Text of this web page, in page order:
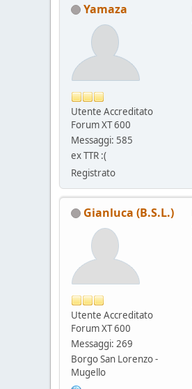
Yamaza
Utente Accreditato
Forum XT 600
Messaggi: 585
ex TTR :(
Registrato
Gianluca (B.S.L.)
Utente Accreditato
Forum XT 600
Messaggi: 269
Borgo San Lorenzo -
Mugello